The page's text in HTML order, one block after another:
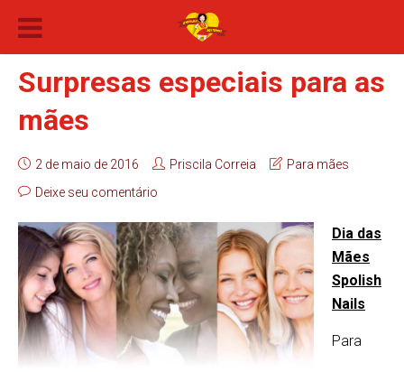
Surpresas especiais para as
mães
2 de maio de 2016 Priscila Correia
Para mães
Deixe seu comentário
Dia das
Mães
Spolish
Nails
Para